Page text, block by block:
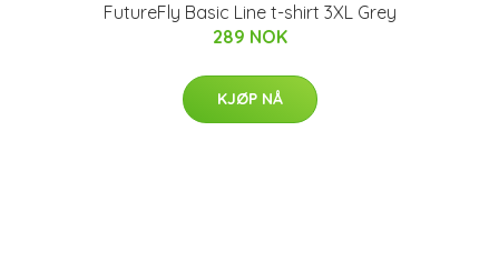
FutureFly Basic Line t-shirt 3XL Grey
289 NOK
KJØP NÅ